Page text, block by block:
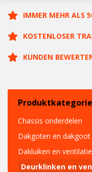
IMMER MEHR ALS
KOSTENLOSER
KUNDEN
Chassis onderdelen
Dakgoten en
Dakluiken en ventilatie
Deurklinken en